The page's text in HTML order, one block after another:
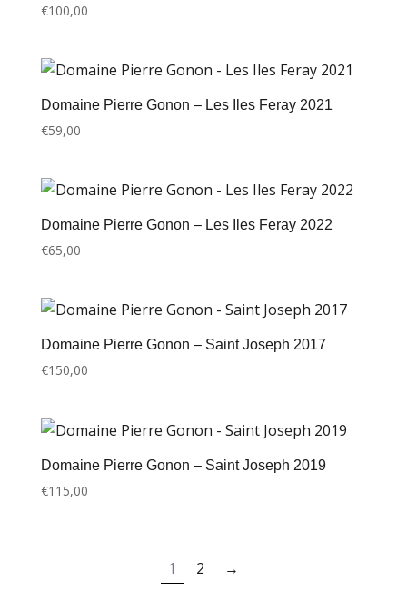
€100,00
Domaine Pierre Gonon – Les Iles Feray 2021
€59,00
Domaine Pierre Gonon – Les Iles Feray 2022
€65,00
Domaine Pierre Gonon – Saint Joseph 2017
€150,00
Domaine Pierre Gonon – Saint Joseph 2019
€115,00
1 2 →